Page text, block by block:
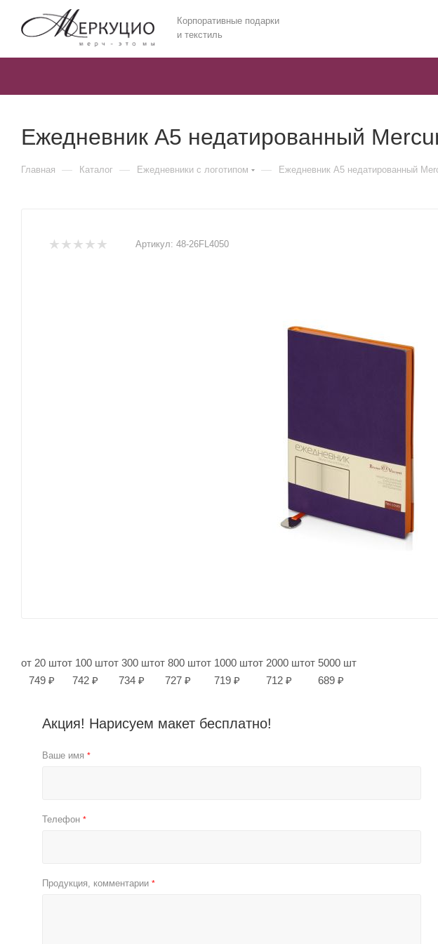
Корпоративные подарки
и текстиль
Ежедневник А5 недатированный
Главная — Каталог — Ежедневники c логотипом — Ежедневник А5 недатированный
Артикул: 48-26FL4050
от 20 шт
749 ₽
от 100 шт
742 ₽
от 300 шт
734 ₽
от 800 шт
727 ₽
от 1000 шт
719 ₽
от 2000 шт
712 ₽
от 5000 шт
689 ₽
Акция! Нарисуем макет бесплатно!
Ваше имя *
Телефон *
Продукция, комментарии *